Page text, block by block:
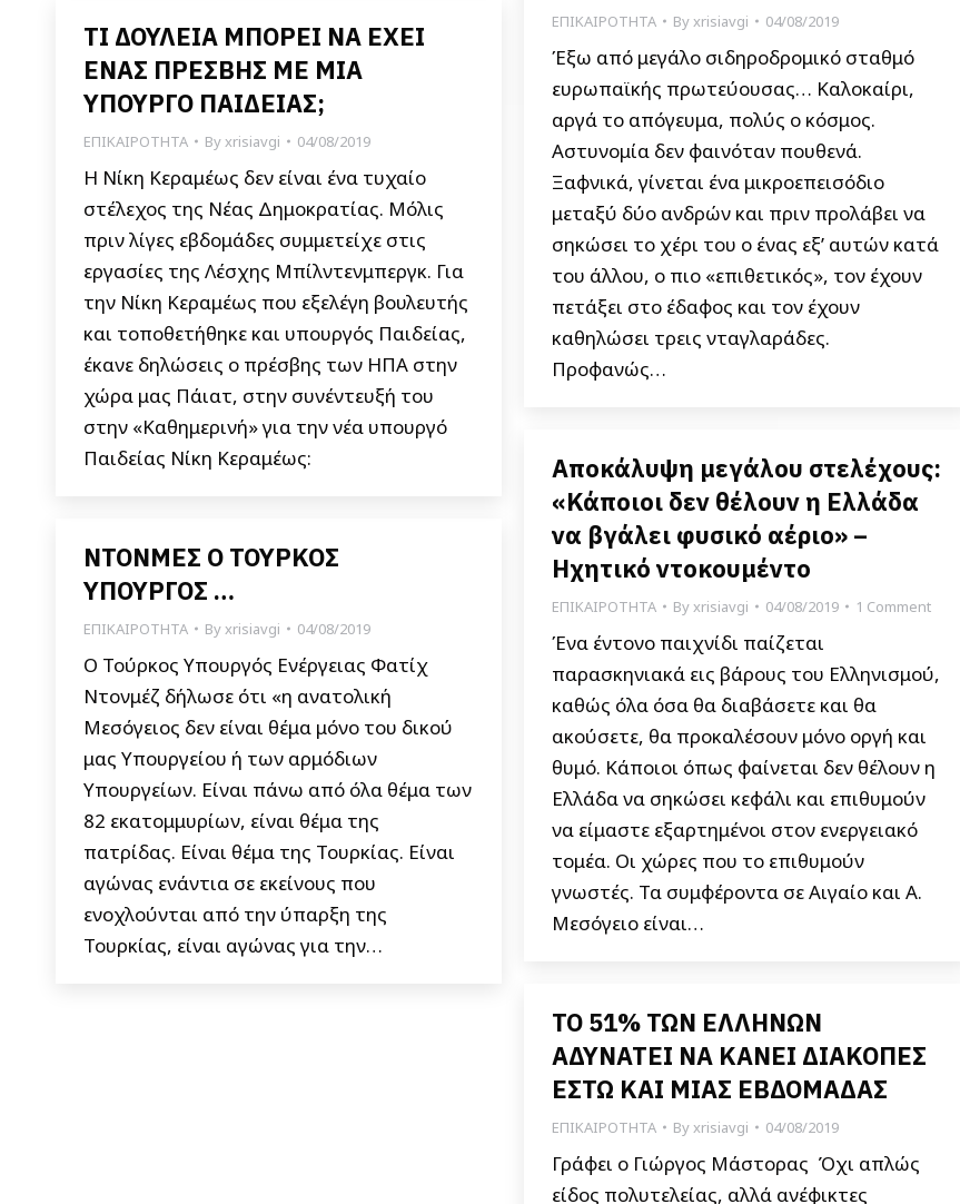
ΕΠΙΚΑΙΡΟΤΗΤΑ Byxrisiavgi 04/08/2019
Έξω από μεγάλο σιδηροδρομικό σταθμό
ευρωπαϊκής πρωτεύουσας… Καλοκαίρι,
αργά το απόγευμα, πολύς ο κόσμος.
Αστυνομία δεν φαινόταν πουθενά.
Ξαφνικά, γίνεται ένα μικροεπεισόδιο
μεταξύ δύο ανδρών και πριν προλάβει να
σηκώσει το χέρι του ο ένας εξ’ αυτών κατά
του άλλου, ο πιο «επιθετικός», τον έχουν
πετάξει στο έδαφος και τον έχουν
καθηλώσει τρεις νταγλαράδες.
Προφανώς…
ΤΙ ΔΟΥΛΕΙΑ ΜΠΟΡΕΙ ΝΑ ΕΧΕΙ
ΕΝΑΣ ΠΡΕΣΒΗΣ ΜΕ ΜΙΑ
ΥΠΟΥΡΓΟ ΠΑΙΔΕΙΑΣ;
ΕΠΙΚΑΙΡΟΤΗΤΑ Byxrisiavgi 04/08/2019
Η Νίκη Κεραμέως δεν είναι ένα τυχαίο
στέλεχος της Νέας Δημοκρατίας. Μόλις
πριν λίγες εβδομάδες συμμετείχε στις
εργασίες της Λέσχης Μπίλντενμπεργκ. Για
την Νίκη Κεραμέως που εξελέγη βουλευτής
και τοποθετήθηκε και υπουργός Παιδείας,
έκανε δηλώσεις ο πρέσβης των ΗΠΑ στην
χώρα μας Πάιατ, στην συνέντευξή του
στην «Καθημερινή» για την νέα υπουργό
Παιδείας Νίκη Κεραμέως:
Aποκάλυψη μεγάλου στελέχους:
«Κάποιοι δεν θέλουν η Ελλάδα
να βγάλει φυσικό αέριο» –
Hχητικό ντοκουμέντο
ΕΠΙΚΑΙΡΟΤΗΤΑ Byxrisiavgi 04/08/2019 1 Comment
Ένα έντονο παιχνίδι παίζεται
παρασκηνιακά εις βάρους του Ελληνισμού,
καθώς όλα όσα θα διαβάσετε και θα
ακούσετε, θα προκαλέσουν μόνο οργή και
θυμό. Κάποιοι όπως φαίνεται δεν θέλουν η
Ελλάδα να σηκώσει κεφάλι και επιθυμούν
να είμαστε εξαρτημένοι στον ενεργειακό
τομέα. Οι χώρες που το επιθυμούν
γνωστές. Τα συμφέροντα σε Αιγαίο και Α.
Μεσόγειο είναι…
ΝΤΟΝΜΕΣ Ο ΤΟΥΡΚΟΣ
ΥΠΟΥΡΓΟΣ …
ΕΠΙΚΑΙΡΟΤΗΤΑ Byxrisiavgi 04/08/2019
O Τούρκος Υπουργός Ενέργειας Φατίχ
Ντονμέζ δήλωσε ότι «η ανατολική
Μεσόγειος δεν είναι θέμα μόνο του δικού
μας Υπουργείου ή των αρμόδιων
Υπουργείων. Είναι πάνω από όλα θέμα των
82 εκατομμυρίων, είναι θέμα της
πατρίδας. Είναι θέμα της Τουρκίας. Είναι
αγώνας ενάντια σε εκείνους που
ενοχλούνται από την ύπαρξη της
Τουρκίας, είναι αγώνας για την…
ΤΟ 51% ΤΩΝ ΕΛΛΗΝΩΝ
ΑΔΥΝΑΤΕΙ ΝΑ ΚΑΝΕΙ ΔΙΑΚΟΠΕΣ
ΕΣΤΩ ΚΑΙ ΜΙΑΣ ΕΒΔΟΜΑΔΑΣ
ΕΠΙΚΑΙΡΟΤΗΤΑ Byxrisiavgi 04/08/2019
Γράφει ο Γιώργος Μάστορας Όχι απλώς
είδος πολυτελείας, αλλά ανέφικτες